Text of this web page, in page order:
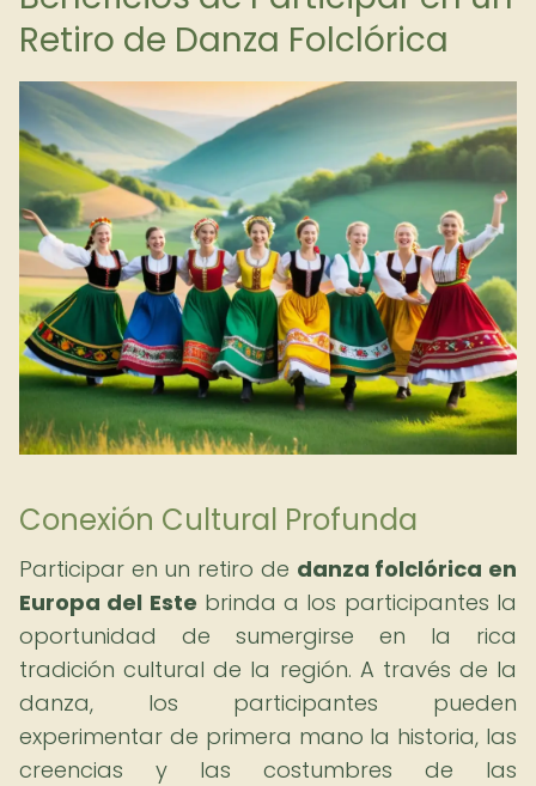
Retiro de Danza Folclórica
Conexión Cultural Profunda
Participar en un retiro de danza folclórica en
Europa del Este brinda a los participantes la
oportunidad de sumergirse en la rica
tradición cultural de la región. A través de la
danza, los participantes pueden
experimentar de primera mano la historia, las
creencias y las costumbres de las